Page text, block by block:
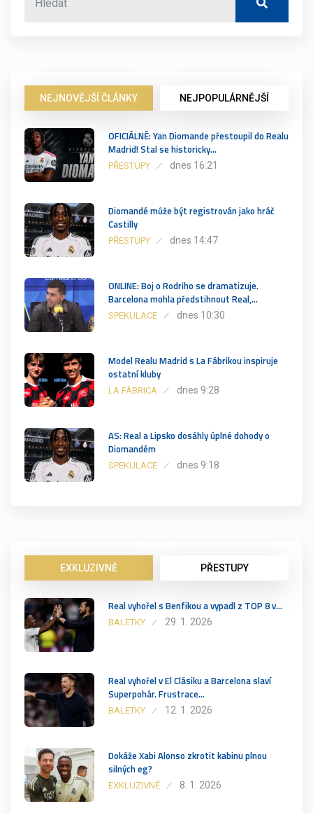
NEJNOVĚJŠÍ ČLÁNKY NEJPOPULÁRNĚJŠÍ
OFICIÁLNĚ: Yan Diomande přestoupil do Realu
Madrid! Stal se historicky…
PŘESTUPY dnes 16:21
Diomandé může být registrován jako hráč
Castilly
PŘESTUPY dnes 14:47
ONLINE: Boj o Rodriho se dramatizuje.
Barcelona mohla předstihnout Real,…
SPEKULACE dnes 10:30
Model Realu Madrid s La Fábrikou inspiruje
ostatní kluby
LA FÁBRICA dnes 9:28
AS: Real a Lipsko dosáhly úplné dohody o
Diomandém
SPEKULACE dnes 9:18
EXKLUZIVNĚ PŘESTUPY
Real vyhořel s Benfikou a vypadl z TOP 8 v…
BALETKY 29. 1. 2026
Real vyhořel v El Clásiku a Barcelona slaví
Superpohár. Frustrace…
BALETKY 12. 1. 2026
Dokáže Xabi Alonso zkrotit kabinu plnou
silných eg?
EXKLUZIVNĚ 8. 1. 2026